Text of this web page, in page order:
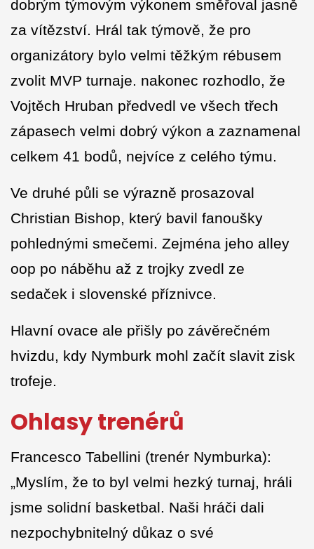
dobrým týmovým výkonem směřoval jasně
za vítězství. Hrál tak týmově, že pro
organizátory bylo velmi těžkým rébusem
zvolit MVP turnaje. nakonec rozhodlo, že
Vojtěch Hruban předvedl ve všech třech
zápasech velmi dobrý výkon a zaznamenal
celkem 41 bodů, nejvíce z celého týmu.
Ve druhé půli se výrazně prosazoval
Christian Bishop, který bavil fanoušky
pohlednými smečemi. Zejména jeho alley
oop po náběhu až z trojky zvedl ze
sedaček i slovenské příznivce.
Hlavní ovace ale přišly po závěrečném
hvizdu, kdy Nymburk mohl začít slavit zisk
trofeje.
Ohlasy trenérů
Francesco Tabellini (trenér Nymburka):
„Myslím, že to byl velmi hezký turnaj, hráli
jsme solidní basketbal. Naši hráči dali
nezpochybnitelný důkaz o své